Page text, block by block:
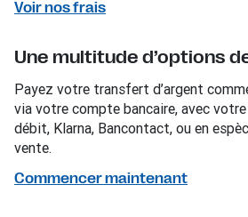
Voir nos frais
Une multitude d’options
Payez votre transfert d’argent
via votre compte bancaire, avec
débit, Klarna, Bancontact, ou en
vente.
Commencer maintenant